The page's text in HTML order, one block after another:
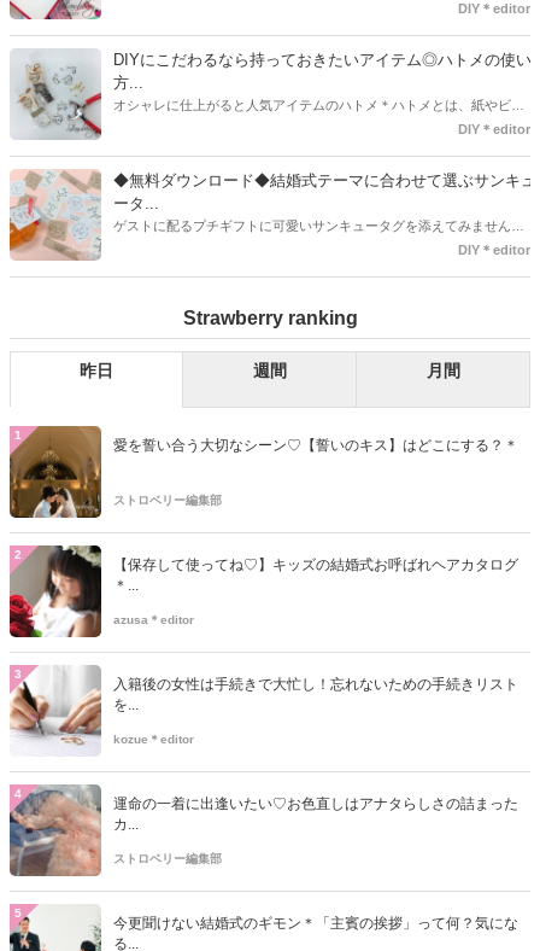
袋で用意しませんか？今回の記事では無料でダウンロードできるデザ
ください。いつもStrawberryを読んで頂いているプレ花嫁さんのお手
伝いが少しでも出来れば嬉しいです♡
DIY＊editor
DIYにこだわるなら持っておきたいアイテム◎ハトメの使い
方...
オシャレに仕上がると人気アイテムのハトメ＊ハトメとは、紙やビニ
ールなどに開けた穴につける金具のことでサイズが幅広く揃っていま
り、付けるものの素材や色にあわせて選ぶことができるんです♪*
DIY＊editor
◆無料ダウンロード◆結婚式テーマに合わせて選ぶサンキュ
ータ...
ゲストに配るプチギフトに可愛いサンキュータグを添えてみません
か？今回の記事では無料でダウンロードできる春婚にもピッタリなサ
るプレ花嫁さんのお手伝いが少しでも出来れば嬉しいです♡
DIY＊editor
Strawberry ranking
昨日 週間 月間
1
愛を誓い合う大切なシーン♡【誓いのキス】はどこにする？＊
ストロベリー編集部
2
【保存して使ってね♡】キッズの結婚式お呼ばれヘアカタログ
＊...
azusa＊editor
3
入籍後の女性は手続きで大忙し！忘れないための手続きリスト
を...
kozue＊editor
4
運命の一着に出逢いたい♡お色直しはアナタらしさの詰まった
カ...
ストロベリー編集部
5
今更聞けない結婚式のギモン＊「主賓の挨拶」って何？気にな
る...